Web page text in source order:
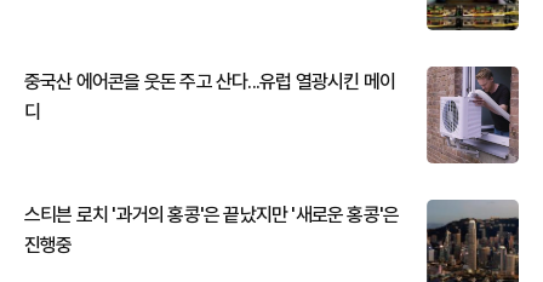
중국산 에어콘을 웃돈 주고 산다...유럽 열광시킨 메이
디
스티븐 로치 '과거의 홍콩'은 끝났지만 '새로운 홍콩'은
진행중